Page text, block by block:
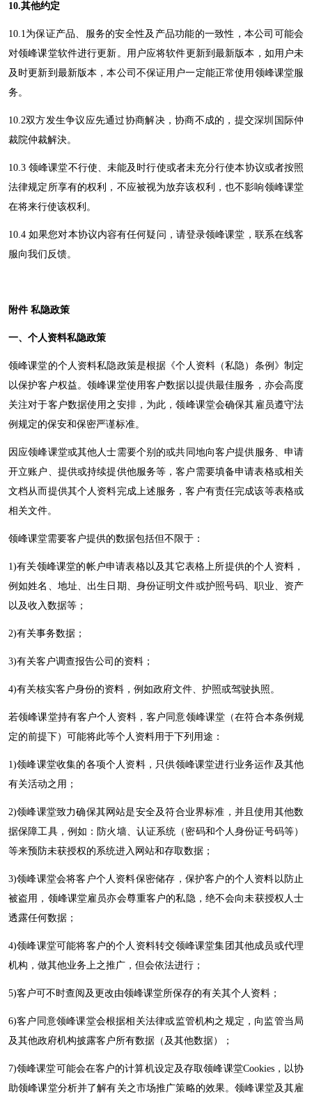
10.其他约定
10.1为保证产品、服务的安全性及产品功能的一致性，本公司可能会
对领峰课堂软件进行更新。用户应将软件更新到最新版本，如用户未
及时更新到最新版本，本公司不保证用户一定能正常使用 领峰课堂服
务。
10.2双方发生争议应先通过协商解决，协商不成的，提交深圳国际仲
裁院仲裁解決。
10.3 领峰课堂不行使、未能及时行使或者未充分行使本协议或者按照
法律规定所享有的权利，不应被视为放弃该权利，也不影响领峰课堂
在将来行使该权利。
10.4 如果您对本协议内容有任何疑问，请登录领峰课堂 ，联系在线客
服向我们反馈。
附件 私隐政策
一、个人资料私隐政策
领峰课堂的个人资料私隐政策是根据《个人资料（私隐）条例》制定
以保护客户权益。领峰课堂使用客户数据以提供最佳服务，亦会高度
关注对于客户数据使用之安排，为此，领峰课堂会确保其雇员遵守法
例规定的保安和保密严谨标准。
因应领峰课堂或其他人士需要个别的或共同地向客户提供服务、申请
开立账户、提供或持续提供他服务等，客户需要填备申请表格或相关
文档从而提供其个人资料完成上述服务，客户有责任完成该等表格或
相关文件。
领峰课堂需要客户提供的数据包括但不限于：
1)有关领峰课堂的帐户申请表格以及其它表格上所提供的个人资料，
例如姓名、地址、出生日期、身份证明文件或护照号码、职业、资产
以及收入数据等；
2)有关事务数据；
3)有关客户调查报告公司的资料；
4)有关核实客户身份的资料，例如政府文件、护照或驾驶执照。
若领峰课堂持有客户个人资料，客户同意领峰课堂（在符合本条例规
定的前提下）可能将此等个人资料用于下列用途：
1)领峰课堂收集的各项个人资料，只供领峰课堂进行业务运作及其他
有关活动之用；
2)领峰课堂致力确保其网站是安全及符合业界标准，并且使用其他数
据保障工具，例如：防火墙、认证系统（密码和个人身份证号码等）
等来预防未获授权的系统进入网站和存取数据；
3)领峰课堂会将客户个人资料保密储存，保护客户的个人资料以防止
被盗用， 领峰课堂雇员亦会尊重客户的私隐，绝不会向未获授权人士
透露任何数据；
4)领峰课堂可能将客户的个人资料转交领峰课堂集团其他成员或代理
机构，做其他业务上之推广，但会依法进行；
5)客户可不时查阅及更改由领峰课堂所保存的有关其个人资料；
6)客户同意领峰课堂会根据相关法律或监管机构之规定，向监管当局
及其他政府机构披露客户所有数据（及其他数据）；
7)领峰课堂可能会在客户的计算机设定及存取领峰课堂Cookies，以协
助领峰课堂分析并了解有关之市场推广策略的效果。领峰课堂及其雇